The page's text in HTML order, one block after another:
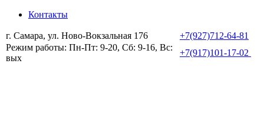
Контакты
г. Самара, ул. Ново-Вокзальная 176
+7(927)712-64-81
Режим работы: Пн-Пт: 9-20, Сб: 9-16, Вс:
вых
+7(917)101-17-02